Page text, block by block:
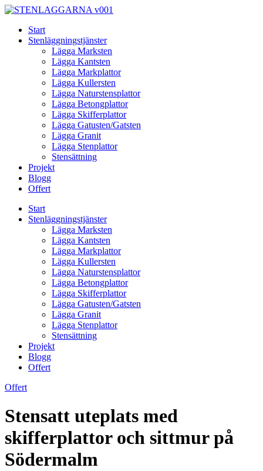
Skip
contentStart
Stenläggningstjänster
Lägga Marksten
Lägga Kantsten
Lägga Markplattor
Lägga Kullersten
Lägga Naturstensplattor
Lägga Betongplattor
Lägga Skifferplattor
Lägga Gatusten/Gatsten
Lägga Granit
Lägga Stenplattor
Stensättning
Projekt
Blogg
Offert
Start
Stenläggningstjänster
Lägga Marksten
Lägga Kantsten
Lägga Markplattor
Lägga Kullersten
Lägga Naturstensplattor
Lägga Betongplattor
Lägga Skifferplattor
Lägga Gatusten/Gatsten
Lägga Granit
Lägga Stenplattor
Stensättning
Projekt
Blogg
Offert
Offert
Stensatt uteplats med
skifferplattor och sittmur på
Södermalm